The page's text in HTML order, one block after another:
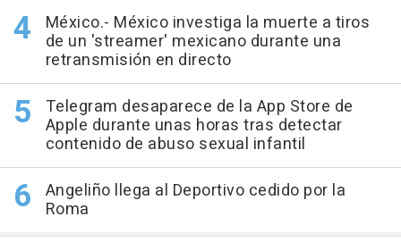
México.- México investiga la muerte a tiros
de un 'streamer' mexicano durante una
retransmisión en directo
Telegram desaparece de la App Store de
Apple durante unas horas tras detectar
contenido de abuso sexual infantil
Angeliño llega al Deportivo cedido por la
Roma